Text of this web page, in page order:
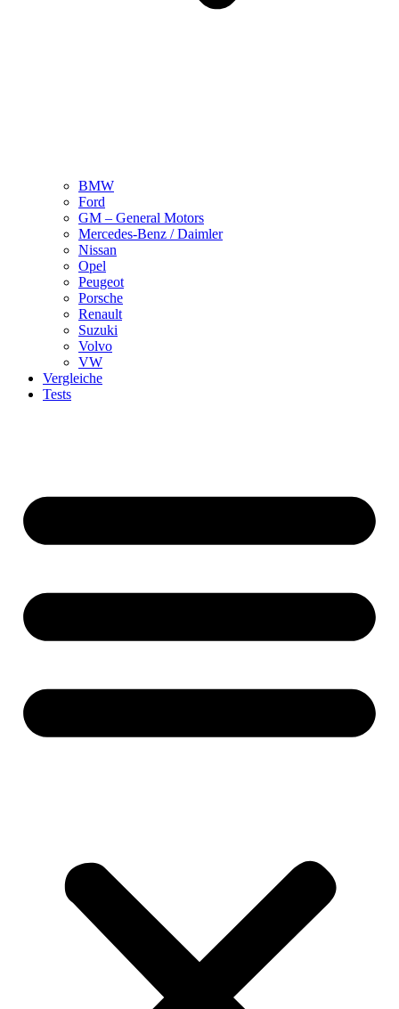
BMW
Ford
GM – General Motors
Mercedes-Benz / Daimler
Nissan
Opel
Peugeot
Porsche
Renault
Suzuki
Volvo
VW
Vergleiche
Tests